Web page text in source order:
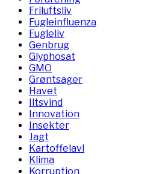
Friluftsliv
Fugleinfluenza
Fugleliv
Genbrug
Glyphosat
GMO
Grøntsager
Havet
Iltsvind
Innovation
Insekter
Jagt
Kartoffelavl
Klima
Korruption